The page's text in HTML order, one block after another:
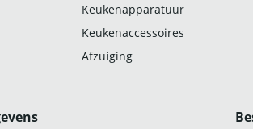
Keukenapparatuur
Keukenaccessoires
Afzuiging